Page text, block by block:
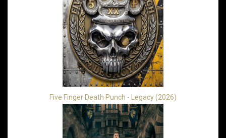
Five Finger Death Punch - Legacy (2026)